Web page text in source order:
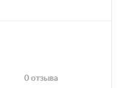
0 отзыва